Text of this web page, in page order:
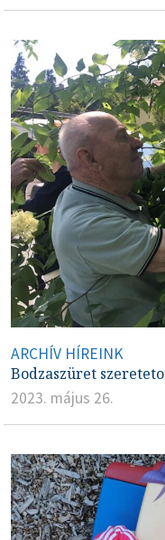
ARCHÍV HÍREINK
Bodzaszüret
2023. május 26.